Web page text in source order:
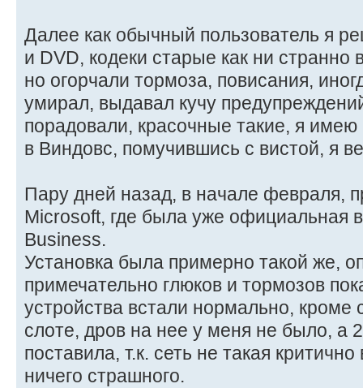
Далее как обычный пользователь я
и DVD, кодеки старые как ни странно
но огорчали тормоза, повисания,
умирал, выдавал кучу
порадовали, красочные такие, я
в Виндовс, помучившись с вистой, я
Пару дней назад, в начале февраля,
Microsoft, где была уже официальная
Business.
Установка была примерно такой же,
примечательно глюков и тормозов
устройства встали нормально, кроме
слоте, дров на нее у меня не было, а
поставила, т.к. сеть не такая
ничего страшного.